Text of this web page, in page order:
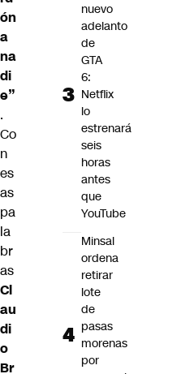
ón
a
na
di
e”
.
Co
n
es
as
pa
la
br
as
Cl
au
di
o
Br
nuevo
adelanto
de
GTA
6:
Netflix
lo
estrenará
seis
horas
antes
que
YouTube
Minsal
ordena
retirar
lote
de
pasas
morenas
por